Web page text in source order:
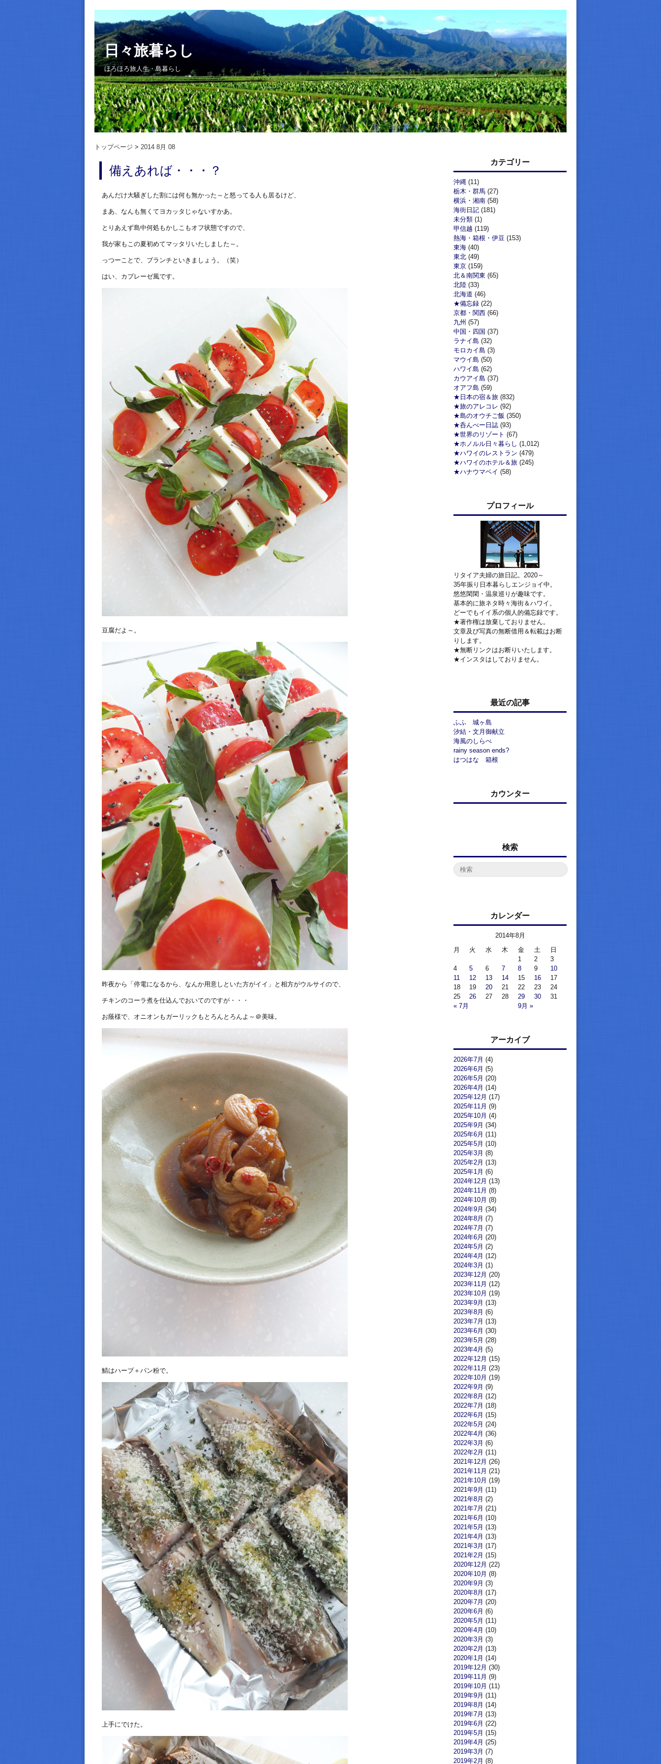
日々旅暮らし
ほろほろ旅人生・島暮らし
トップページ 2014 8月 08
備えあれば・・・？
あんだけ大騒ぎした割には何も無かった～と怒ってる人も居るけど、
まあ、なんも無くてヨカッタじゃないすかあ。
とりあえず島中何処もかしこもオフ状態ですので、
我が家もこの夏初めてマッタリいたしました～。
っつーことで、ブランチといきましょう。（笑）
はい、カプレーゼ風です。
豆腐だよ～。
昨夜から「停電になるから、なんか用意しといた方がイイ」と相方がウルサイので、
チキンのコーラ煮を仕込んでおいてのですが・・・
お蔭様で、オニオンもガーリックもとろんとろんよ～＠美味。
鯖はハーブ＋パン粉で。
上手にでけた。
カテゴリー
沖縄 (11)
栃木・群馬 (27)
横浜・湘南 (58)
海街日記 (181)
未分類 (1)
甲信越 (119)
熱海・箱根・伊豆 (153)
東海 (40)
東北 (49)
東京 (159)
北＆南関東 (65)
北陸 (33)
北海道 (46)
★備忘録 (22)
京都・関西 (66)
九州 (57)
中国・四国 (37)
ラナイ島 (32)
モロカイ島 (3)
マウイ島 (50)
ハワイ島 (62)
カウアイ島 (37)
オアフ島 (59)
★日本の宿＆旅 (832)
★旅のアレコレ (92)
★島のオウチご飯 (350)
★呑んべー日誌 (93)
★世界のリゾート (67)
★ホノルル日々暮らし (1,012)
★ハワイのレストラン (479)
★ハワイのホテル＆旅 (245)
★ハナウマベイ (58)
プロフィール
リタイア夫婦の旅日記。2020～
35年振り日本暮らしエンジョイ中。
悠悠閑閑・温泉巡りが趣味です。
基本的に旅ネタ時々海街＆ハワイ。
どーでもイイ系の個人的備忘録です。
★著作権は放棄しておりません。
文章及び写真の無断借用＆転載はお断
りします。
★無断リンクはお断りいたします。
★インスタはしておりません。
最近の記事
ふふ 城ヶ島
汐結・文月御献立
海風のしらべ
rainy season ends?
はつはな 箱根
カウンター
検索
カレンダー
2014年8月
月
火 水 木 金 土 日
« 7月 9月 »
1 2
3
4
5 6 7 8 9
10
11
12 13 14 15 16
17
18
19 20 21 22 23
24
25
26 27 28 29 30 31
アーカイブ
2026年7月 (4)
2026年6月 (5)
2026年5月 (20)
2026年4月 (14)
2025年12月 (17)
2025年11月 (9)
2025年10月 (4)
2025年9月 (34)
2025年6月 (11)
2025年5月 (10)
2025年3月 (8)
2025年2月 (13)
2025年1月 (6)
2024年12月 (13)
2024年11月 (8)
2024年10月 (8)
2024年9月 (34)
2024年8月 (7)
2024年7月 (7)
2024年6月 (20)
2024年5月 (2)
2024年4月 (12)
2024年3月 (1)
2023年12月 (20)
2023年11月 (12)
2023年10月 (19)
2023年9月 (13)
2023年8月 (6)
2023年7月 (13)
2023年6月 (30)
2023年5月 (28)
2023年4月 (5)
2022年12月 (15)
2022年11月 (23)
2022年10月 (19)
2022年9月 (9)
2022年8月 (12)
2022年7月 (18)
2022年6月 (15)
2022年5月 (24)
2022年4月 (36)
2022年3月 (6)
2022年2月 (11)
2021年12月 (26)
2021年11月 (21)
2021年10月 (19)
2021年9月 (11)
2021年8月 (2)
2021年7月 (21)
2021年6月 (10)
2021年5月 (13)
2021年4月 (13)
2021年3月 (17)
2021年2月 (15)
2020年12月 (22)
2020年10月 (8)
2020年9月 (3)
2020年8月 (17)
2020年7月 (20)
2020年6月 (6)
2020年5月 (11)
2020年4月 (10)
2020年3月 (3)
2020年2月 (13)
2020年1月 (14)
2019年12月 (30)
2019年11月 (9)
2019年10月 (11)
2019年9月 (11)
2019年8月 (14)
2019年7月 (13)
2019年6月 (22)
2019年5月 (15)
2019年4月 (25)
2019年3月 (7)
2019年2月 (8)